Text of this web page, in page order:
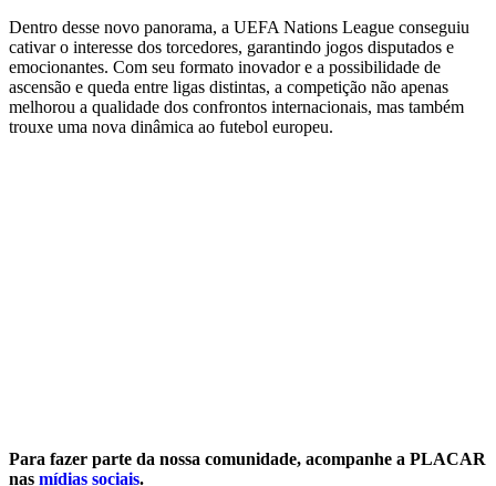
Dentro desse novo panorama, a UEFA Nations League conseguiu
cativar o interesse dos torcedores, garantindo jogos disputados e
emocionantes. Com seu formato inovador e a possibilidade de
ascensão e queda entre ligas distintas, a competição não apenas
melhorou a qualidade dos confrontos internacionais, mas também
trouxe uma nova dinâmica ao futebol europeu.
Para fazer parte da nossa comunidade, acompanhe a PLACAR
nas mídias sociais.